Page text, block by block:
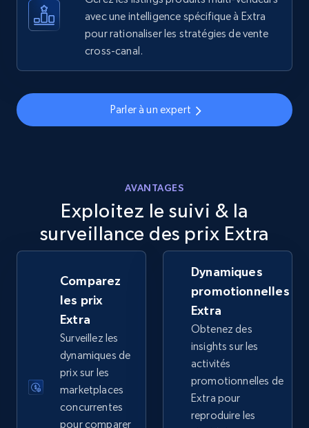
5.6K+ 874+ Commencer
5.6K+ 874+ Commencer
TikTok Shop
URL, Title, Available, Description, Currency, Initial
price, Final price, Discount percent, and more.
5.4K+ 667+ Commencer
avec une intelligence spécifique à Extra
pour rationaliser les stratégies de vente
cross-canal.
Parler à un expert
AVANTAGES
Exploitez le suivi & la
surveillance des prix Extra
Comparez
les prix
Extra
Surveillez les
dynamiques de
prix sur les
marketplaces
concurrentes
pour comparer
Dynamiques
promotionnelles
Extra
Obtenez des
insights sur les
activités
promotionnelles de
Extra pour
reproduire les